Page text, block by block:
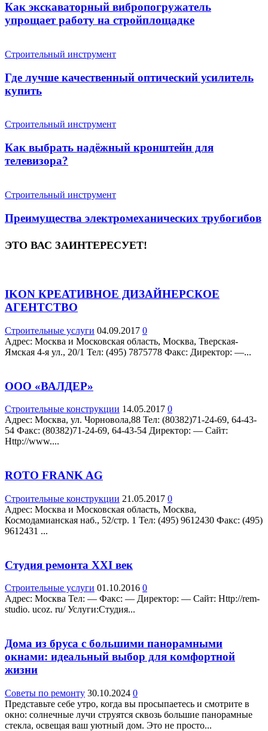
Как экскаваторный вибропогружатель
упрощает работу на стройплощадке
Строительный инструмент
Где лучше качественный оптический усилитель
купить
Строительный инструмент
Как выбрать надёжный кронштейн для
телевизора?
Строительный инструмент
Преимущества электромеханических трубогибов
ЭТО ВАС ЗАИНТЕРЕСУЕТ!
IKON КРЕАТИВНОЕ ДИЗАЙНЕРСКОЕ
АГЕНТСТВО
Строительные услуги 04.09.2017 0
Адрес: Москва и Московская область, Москва, Тверская-
Ямская 4-я ул., 20/1 Teл: (495) 7875778 Факс: Директор: —...
ООО «ВАЛДЕР»
Строительные конструкции 14.05.2017 0
Адрес: Москва, ул. Чорновола,88 Teл: (80382)71-24-69, 64-43-
54 Факс: (80382)71-24-69, 64-43-54 Директор: — Сайт:
Http://www....
ROTO FRANK AG
Строительные конструкции 21.05.2017 0
Адрес: Москва и Московская область, Москва,
Космодамианская наб., 52/стр. 1 Teл: (495) 9612430 Факс: (495)
9612431 ...
Студия ремонта XXI век
Строительные услуги 01.10.2016 0
Адрес: Москва Teл: — Факс: — Директор: — Сайт: Http://rem-
studio. ucoz. ru/ Услуги:Студия...
Дома из бруса с большими панорамными
окнами: идеальный выбор для комфортной
жизни
Советы по ремонту 30.10.2024 0
Представьте себе утро, когда вы просыпаетесь и смотрите в
окно: солнечные лучи струятся сквозь большие панорамные
стекла, освещая ваш уютный дом. Это не просто...